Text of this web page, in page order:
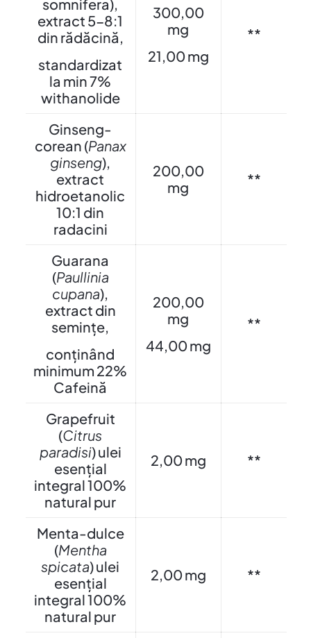
somnifera),
extract 5-8:1
din rădăcină,
standardizat
la min 7%
withanolide
300,00
mg
21,00 mg
**
Ginseng-
corean (Panax
ginseng),
extract
hidroetanolic
10:1 din
radacini
200,00
mg
**
Guarana
(Paullinia
cupana),
extract din
semințe,
conținând
minimum 22%
Cafeină
200,00
mg
44,00 mg
**
Grapefruit
(Citrus
paradisi) ulei
esențial
integral 100%
natural pur
2,00 mg **
Menta-dulce
(Mentha
spicata) ulei
esențial
integral 100%
natural pur
2,00 mg **